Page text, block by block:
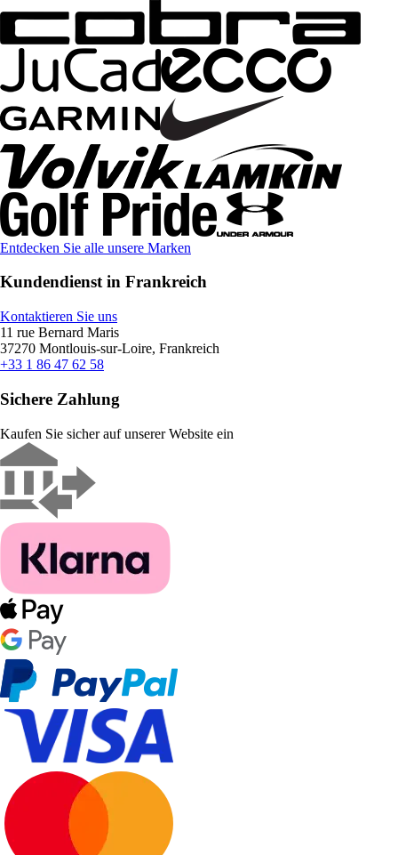
Entdecken Sie alle unsere Marken
Kundendienst in Frankreich
Kontaktieren Sie uns
11 rue Bernard Maris
37270 Montlouis-sur-Loire, Frankreich
+33 1 86 47 62 58
Sichere Zahlung
Kaufen Sie sicher auf unserer Website ein